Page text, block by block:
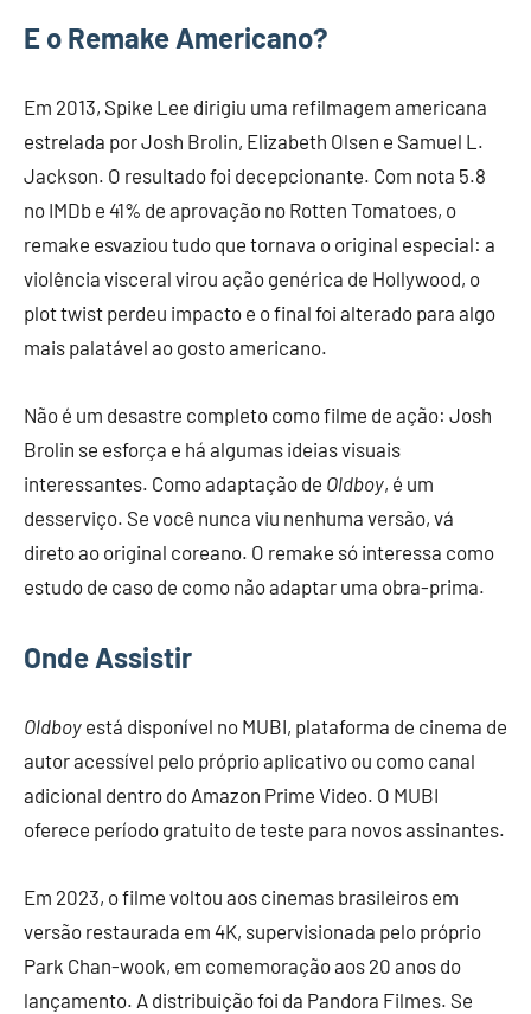
E o Remake Americano?
Em 2013, Spike Lee dirigiu uma refilmagem americana
estrelada por Josh Brolin, Elizabeth Olsen e Samuel L.
Jackson. O resultado foi decepcionante. Com nota 5.8
no IMDb e 41% de aprovação no Rotten Tomatoes, o
remake esvaziou tudo que tornava o original especial: a
violência visceral virou ação genérica de Hollywood, o
plot twist perdeu impacto e o final foi alterado para algo
mais palatável ao gosto americano.
Não é um desastre completo como filme de ação: Josh
Brolin se esforça e há algumas ideias visuais
interessantes. Como adaptação de Oldboy, é um
desserviço. Se você nunca viu nenhuma versão, vá
direto ao original coreano. O remake só interessa como
estudo de caso de como não adaptar uma obra-prima.
Onde Assistir
Oldboy está disponível no MUBI, plataforma de cinema de
autor acessível pelo próprio aplicativo ou como canal
adicional dentro do Amazon Prime Video. O MUBI
oferece período gratuito de teste para novos assinantes.
Em 2023, o filme voltou aos cinemas brasileiros em
versão restaurada em 4K, supervisionada pelo próprio
Park Chan-wook, em comemoração aos 20 anos do
lançamento. A distribuição foi da Pandora Filmes. Se